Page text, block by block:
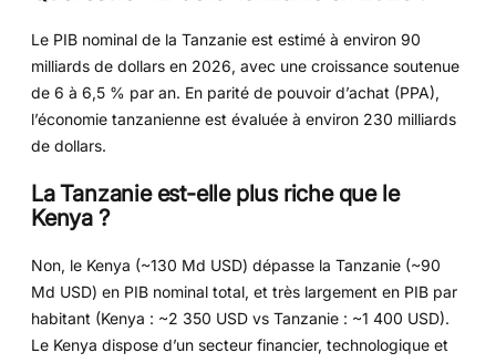
Le PIB nominal de la Tanzanie est estimé à environ 90
milliards de dollars en 2026, avec une croissance soutenue
de 6 à 6,5 % par an. En parité de pouvoir d’achat (PPA),
l’économie tanzanienne est évaluée à environ 230 milliards
de dollars.
La Tanzanie est-elle plus riche que le
Kenya ?
Non, le Kenya (~130 Md USD) dépasse la Tanzanie (~90
Md USD) en PIB nominal total, et très largement en PIB par
habitant (Kenya : ~2 350 USD vs Tanzanie : ~1 400 USD).
Le Kenya dispose d’un secteur financier, technologique et